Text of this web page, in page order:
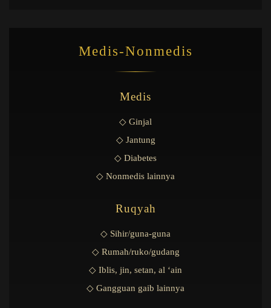
Medis-Nonmedis
Medis
◇ Ginjal
◇ Jantung
◇ Diabetes
◇ Nonmedis lainnya
Ruqyah
◇ Sihir/guna-guna
◇ Rumah/ruko/gudang
◇ Iblis, jin, setan, al ‘ain
◇ Gangguan gaib lainnya